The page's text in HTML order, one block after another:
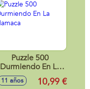
Puzzle 500
Durmiendo En La
Hamaca
11 años 10,99 €